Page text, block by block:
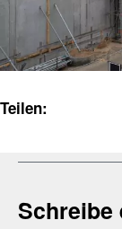
Teilen:
Schreibe